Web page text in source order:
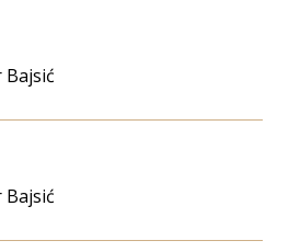
Bajsić
Bajsić